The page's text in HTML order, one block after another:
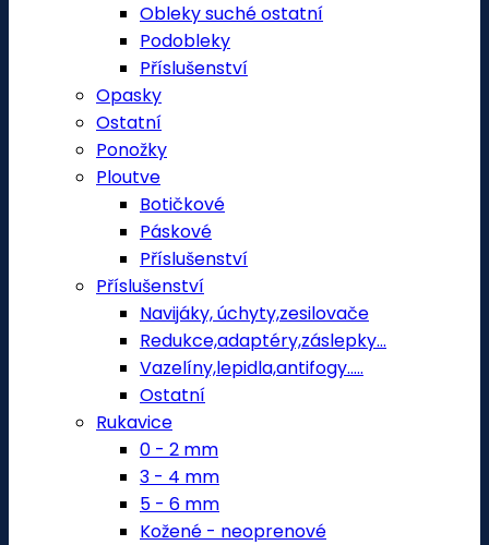
Obleky suché ostatní
Podobleky
Příslušenství
Opasky
Ostatní
Ponožky
Ploutve
Botičkové
Páskové
Příslušenství
Příslušenství
Navijáky, úchyty,zesilovače
Redukce,adaptéry,záslepky...
Vazelíny,lepidla,antifogy.....
Ostatní
Rukavice
0 - 2 mm
3 - 4 mm
5 - 6 mm
Kožené - neoprenové